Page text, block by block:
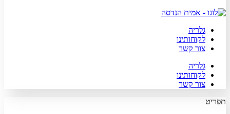
גלריה
לקוחותינו
צור קשר
גלריה
לקוחותינו
צור קשר
תפריט